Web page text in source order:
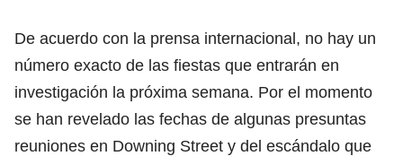
De acuerdo con la prensa internacional, no hay un
número exacto de las fiestas que entrarán en
investigación la próxima semana. Por el momento
se han revelado las fechas de algunas presuntas
reuniones en Downing Street y del escándalo que